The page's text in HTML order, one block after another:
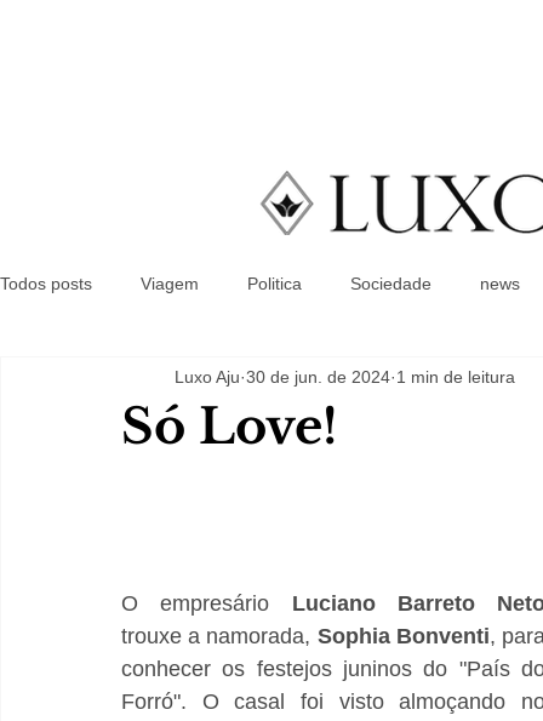
Todos posts Viagem Politica Sociedade news
Só Love!
Luxo Aju 30 de jun. de 2024 1 min de leitura
O empresário Luciano Barreto
trouxe a namorada, Sophia Bonventi,
conhecer os festejos juninos do "País
Forró". O casal foi visto almoçando